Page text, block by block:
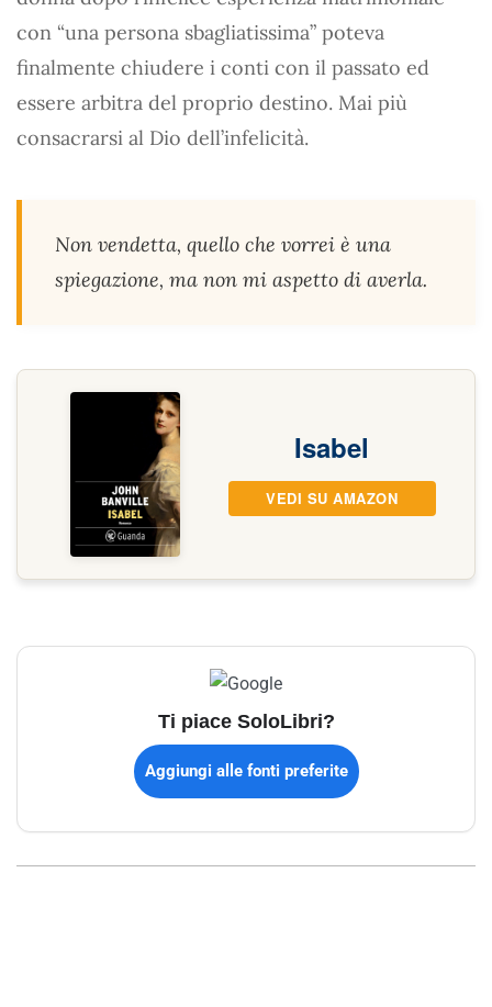
con “una persona sbagliatissima” poteva
finalmente chiudere i conti con il passato ed
essere arbitra del proprio destino. Mai più
consacrarsi al Dio dell’infelicità.
Non vendetta, quello che vorrei è una
spiegazione, ma non mi aspetto di averla.
Isabel
VEDI SU AMAZON
Ti piace SoloLibri?
Aggiungi alle fonti preferite